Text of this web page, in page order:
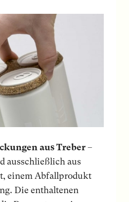
aus Treber–
ausschließlich aus
einem Abfallprodukt
Die enthaltenen